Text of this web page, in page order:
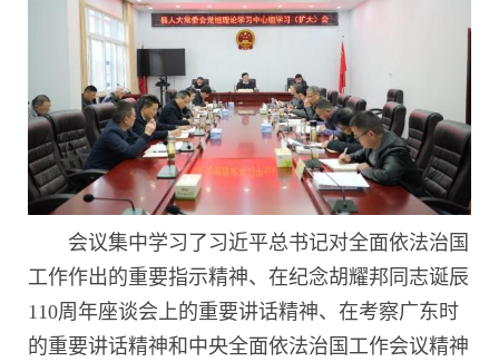
会议集中学习了习近平总书记对全面依法治国
工作作出的重要指示精神、在纪念胡耀邦同志诞辰
110周年座谈会上的重要讲话精神、在考察广东时
的重要讲话精神和中央全面依法治国工作会议精神